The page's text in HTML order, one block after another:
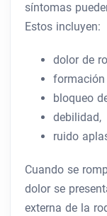
síntomas
Estos incluyen:
dolor de
formación
bloqueo
debilidad,
ruido
Cuando se
dolor se
externa de la